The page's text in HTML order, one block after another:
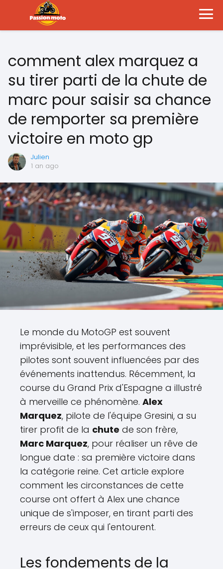
comment alex marquez a
su tirer parti de la chute de
marc pour saisir sa chance
de remporter sa première
victoire en moto gp
Julien
1 an ago
Le monde du MotoGP est souvent
imprévisible, et les performances des
pilotes sont souvent influencées par des
événements inattendus. Récemment, la
course du Grand Prix d'Espagne a illustré
à merveille ce phénomène. Alex
Marquez, pilote de l'équipe Gresini, a su
tirer profit de la chute de son frère,
Marc Marquez, pour réaliser un rêve de
longue date : sa première victoire dans
la catégorie reine. Cet article explore
comment les circonstances de cette
course ont offert à Alex une chance
unique de s'imposer, en tirant parti des
erreurs de ceux qui l'entourent.
Les fondements de la